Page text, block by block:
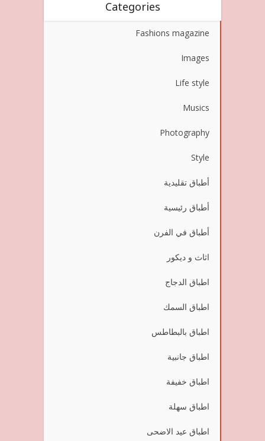
Categories
Fashions magazine
Images
Life style
Musics
Photography
Style
أطباق تقليدية
أطباق رئيسية
أطباق في الفرن
اثاث و ديكور
اطباق الدجاج
اطباق السمك
اطباق بالبطاطس
اطباق جانبية
اطباق خفيفة
اطباق سهلة
اطباق عيد الاضحى